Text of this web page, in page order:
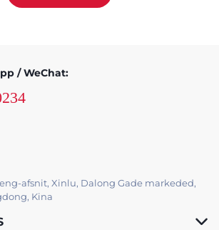
/ WeChat:
afsnit, Xinlu, Dalong Gade markeded,
Kina